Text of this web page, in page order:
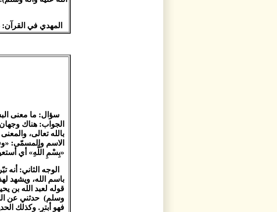
المهدي في القرآن: ص
سؤال: ما معنى
الجواب: هناك
بالله تعالى،
الاسم والمسمّى:
«بِسْمِ اللَّهِ» أي
الوجه الثاني: أنه
باسم الله، ويشهد
قوله لعبد الله بن
وسلم) حدثني عن
فهو أبتر. وكذلك